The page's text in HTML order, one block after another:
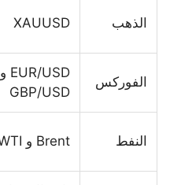
الذهب XAUUSD
الفوركس
EUR/USD و
GBP/USD
النفط Brent و WTI